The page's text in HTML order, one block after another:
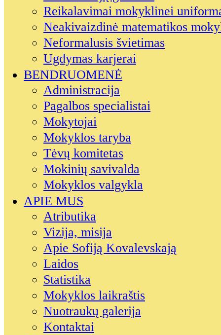
Reikalavimai mokyklinei
Neakivaizdinė matematikos
Neformalusis švietimas
Ugdymas karjerai
BENDRUOMENĖ
Administracija
Pagalbos specialistai
Mokytojai
Mokyklos taryba
Tėvų komitetas
Mokinių savivalda
Mokyklos valgykla
APIE MUS
Atributika
Vizija, misija
Apie Sofiją Kovalevskają
Laidos
Statistika
Mokyklos laikraštis
Nuotraukų galerija
Kontaktai